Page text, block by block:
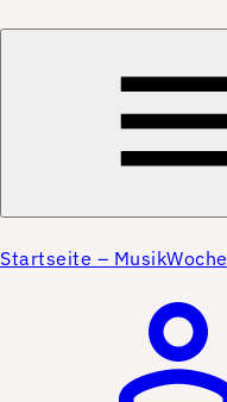
Startseite – MusikWoche